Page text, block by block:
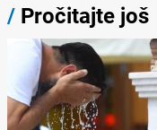
/ Pročitajte još